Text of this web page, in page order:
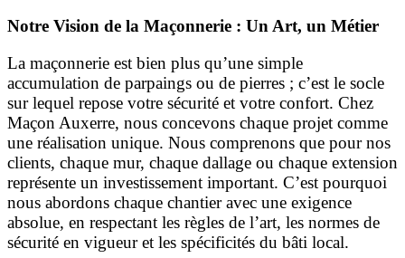
Notre Vision de la Maçonnerie : Un Art, un Métier
La maçonnerie est bien plus qu’une simple
accumulation de parpaings ou de pierres ; c’est le socle
sur lequel repose votre sécurité et votre confort. Chez
Maçon Auxerre, nous concevons chaque projet comme
une réalisation unique. Nous comprenons que pour nos
clients, chaque mur, chaque dallage ou chaque extension
représente un investissement important. C’est pourquoi
nous abordons chaque chantier avec une exigence
absolue, en respectant les règles de l’art, les normes de
sécurité en vigueur et les spécificités du bâti local.